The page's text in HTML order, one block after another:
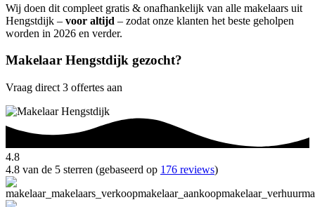
Wij doen dit compleet gratis & onafhankelijk van alle makelaars uit
Hengstdijk – voor altijd – zodat onze klanten het beste geholpen
worden in 2026 en verder.
Makelaar Hengstdijk gezocht?
Vraag direct 3 offertes aan
4.8
4.8 van de 5 sterren (gebaseerd op 176 reviews)